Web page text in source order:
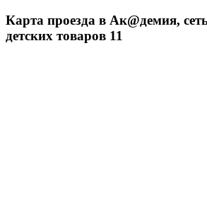
Карта проезда в Ак@демия,
детских товаров 11